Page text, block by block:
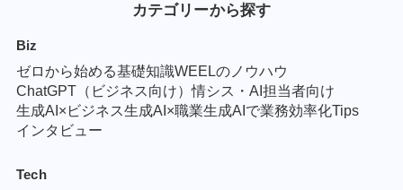
カテゴリーから探す
Biz
ゼロから始める基礎知識WEELのノウハウ
ChatGPT（ビジネス向け）情シス・AI担当者向け
生成AI×ビジネス生成AI×職業生成AIで業務効率化Tips
インタビュー
Tech